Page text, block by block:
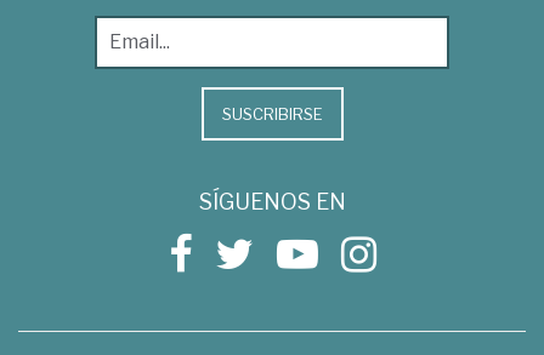
SUSCRIBIRSE
SÍGUENOS EN